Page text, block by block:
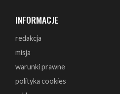
warunki prawne
polityka cookies
reklama
współpraca
kontakt